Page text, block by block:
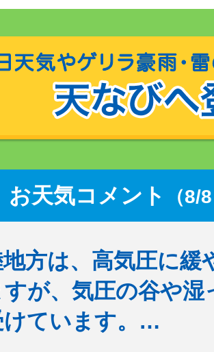
お天気コメント （8/
方は、高気圧に緩
が、気圧の谷や湿
けています。…